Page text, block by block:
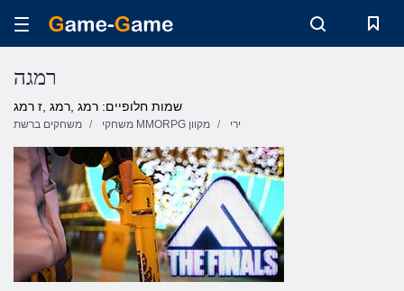
רמגה
שמות חלופיים: רמג ,רמג ,ז רמג
משחקים ברשת משחקי MMORPG מקוון ירי